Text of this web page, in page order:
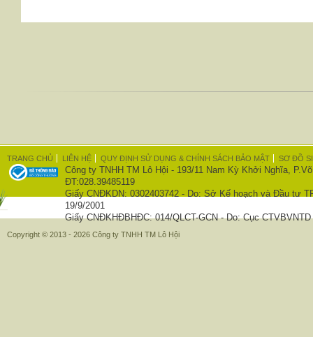
TRANG CHỦ LIÊN HỆ QUY ĐỊNH SỬ DỤNG & CHÍNH SÁCH BẢO MẬT SƠ ĐỒ
Công ty TNHH TM Lô Hội - 193/11 Nam Kỳ Khởi Nghĩa,
ĐT:028.39485119
Giấy CNĐKDN: 0302403742 - Do: Sở Kế hoạch và Đầu tư
19/9/2001
Giấy CNĐKHĐBHĐC: 014/QLCT-GCN - Do: Cục
Copyright © 2013 - 2026 Công ty TNHH TM Lô Hội